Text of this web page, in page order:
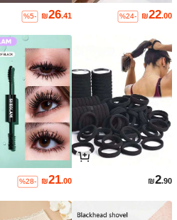
₪22.00
%24-
₪26.41
%5-
₪2.90
₪21.00
%28-